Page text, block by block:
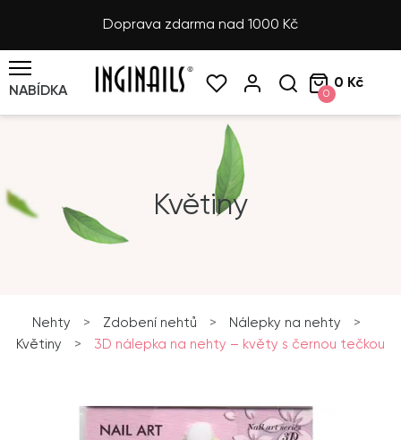
Doprava zdarma nad 1000 Kč
NABÍDKA 0
0 Kč
Květiny
Nehty > Zdobení nehtů > Nálepky na nehty
>
Květiny
> 3D nálepka na nehty – květy s černou tečkou